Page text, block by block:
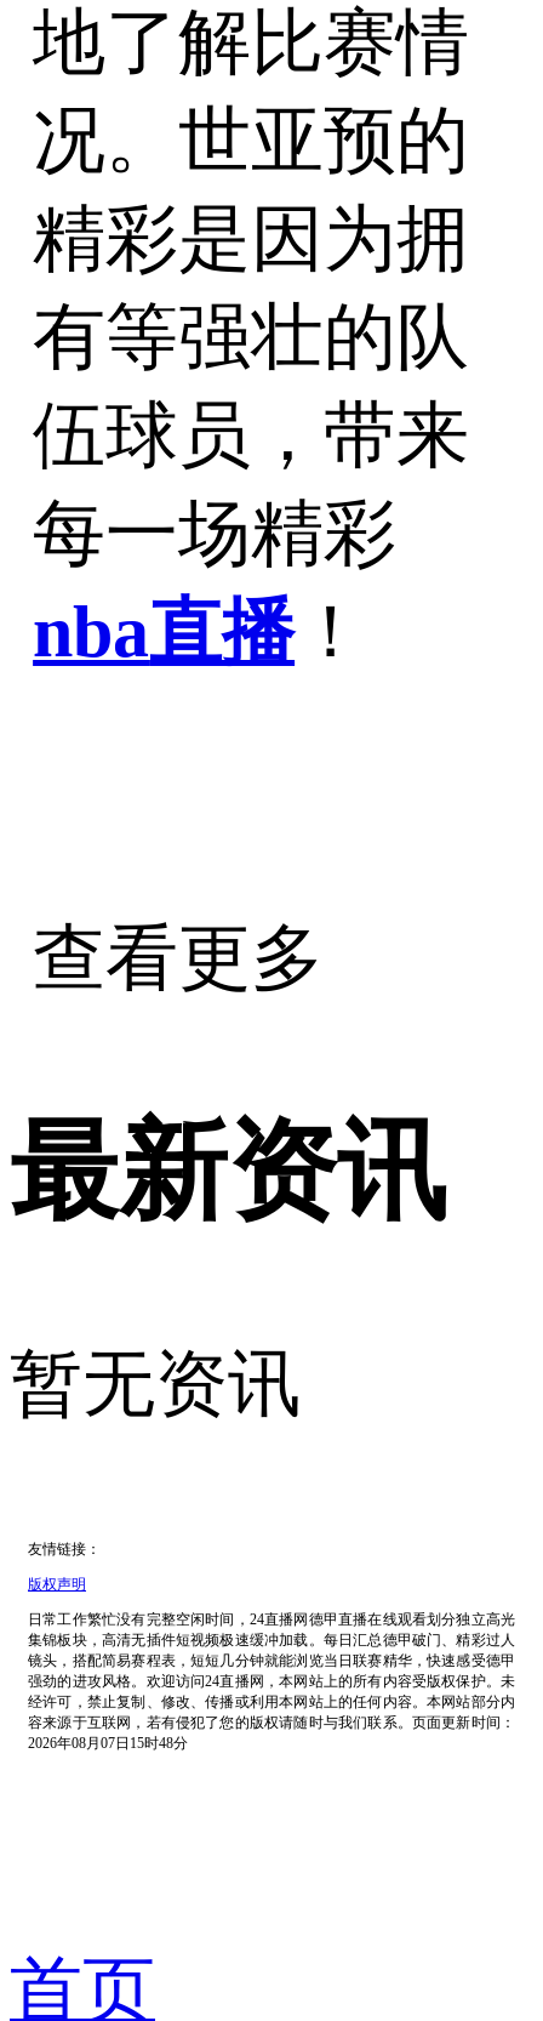
地了解比赛情
况。世亚预的
精彩是因为拥
有等强壮的队
伍球员，带来
每一场精彩
nba直播！
查看更多
最新资讯
暂无资讯
友情链接：
版权声明
日常工作繁忙没有完整空闲时间，24直播网德甲直播在线观看划分独立高光
集锦板块，高清无插件短视频极速缓冲加载。每日汇总德甲破门、精彩过人
镜头，搭配简易赛程表，短短几分钟就能浏览当日联赛精华，快速感受德甲
强劲的进攻风格。欢迎访问24直播网，本网站上的所有内容受版权保护。未
经许可，禁止复制、修改、传播或利用本网站上的任何内容。本网站部分内
容来源于互联网，若有侵犯了您的版权请随时与我们联系。页面更新时间：
2026年08月07日15时48分
首页